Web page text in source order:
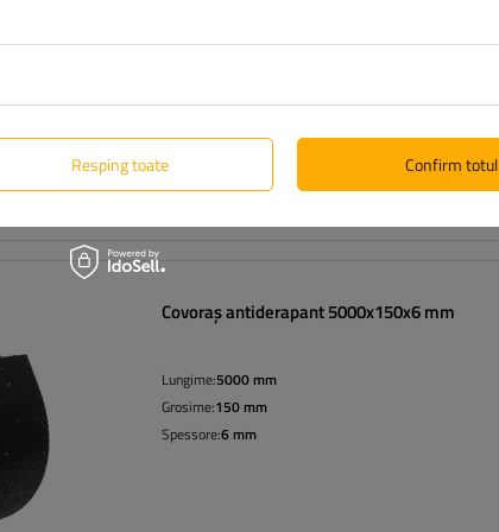
Covoraș antiderapant 5000x150x6 mm
Lungime:5000 mm
Grosime:150 mm
Spessore:6 mm
Resping toate Confirm totul